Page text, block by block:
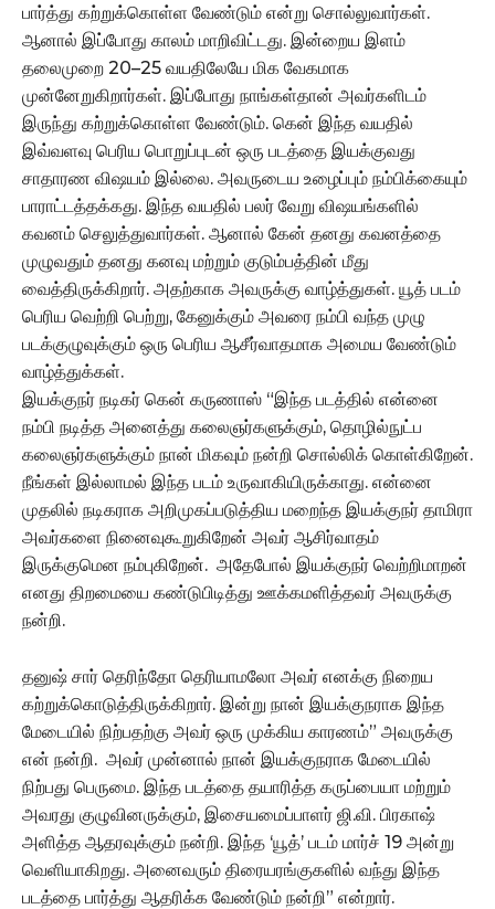
பார்த்து கற்றுக்கொள்ள வேண்டும் என்று சொல்லுவார்கள்.
ஆனால் இப்போது காலம் மாறிவிட்டது. இன்றைய இளம்
தலைமுறை 20–25 வயதிலேயே மிக வேகமாக
முன்னேறுகிறார்கள். இப்போது நாங்கள்தான் அவர்களிடம்
இருந்து கற்றுக்கொள்ள வேண்டும். கென் இந்த வயதில்
இவ்வளவு பெரிய பொறுப்புடன் ஒரு படத்தை இயக்குவது
சாதாரண விஷயம் இல்லை. அவருடைய உழைப்பும் நம்பிக்கையும்
பாராட்டத்தக்கது. இந்த வயதில் பலர் வேறு விஷயங்களில்
கவனம் செலுத்துவார்கள். ஆனால் கேன் தனது கவனத்தை
முழுவதும் தனது கனவு மற்றும் குடும்பத்தின் மீது
வைத்திருக்கிறார். அதற்காக அவருக்கு வாழ்த்துகள். யூத் படம்
பெரிய வெற்றி பெற்று, கேனுக்கும் அவரை நம்பி வந்த முழு
படக்குழுவுக்கும் ஒரு பெரிய ஆசீர்வாதமாக அமைய வேண்டும்
வாழ்த்துக்கள்.
இயக்குநர் நடிகர் கென் கருணாஸ் “இந்த படத்தில் என்னை
நம்பி நடித்த அனைத்து கலைஞர்களுக்கும், தொழில்நுட்ப
கலைஞர்களுக்கும் நான் மிகவும் நன்றி சொல்லிக் கொள்கிறேன்.
நீங்கள் இல்லாமல் இந்த படம் உருவாகியிருக்காது. என்னை
முதலில் நடிகராக அறிமுகப்படுத்திய மறைந்த இயக்குநர் தாமிரா
அவர்களை நினைவுகூறுகிறேன் அவர் ஆசிர்வாதம்
இருக்குமென நம்புகிறேன். அதேபோல் இயக்குநர் வெற்றிமாறன்
எனது திறமையை கண்டுபிடித்து ஊக்கமளித்தவர் அவருக்கு
நன்றி.
தனுஷ் சார் தெரிந்தோ தெரியாமலோ அவர் எனக்கு நிறைய
கற்றுக்கொடுத்திருக்கிறார். இன்று நான் இயக்குநராக இந்த
மேடையில் நிற்பதற்கு அவர் ஒரு முக்கிய காரணம்” அவருக்கு
என் நன்றி. அவர் முன்னால் நான் இயக்குநராக மேடையில்
நிற்பது பெருமை. இந்த படத்தை தயாரித்த கருப்பையா மற்றும்
அவரது குழுவினருக்கும், இசையமைப்பாளர் ஜி.வி. பிரகாஷ்
அளித்த ஆதரவுக்கும் நன்றி. இந்த ‘யூத்’ படம் மார்ச் 19 அன்று
வெளியாகிறது. அனைவரும் திரையரங்குகளில் வந்து இந்த
படத்தை பார்த்து ஆதரிக்க வேண்டும் நன்றி” என்றார்.